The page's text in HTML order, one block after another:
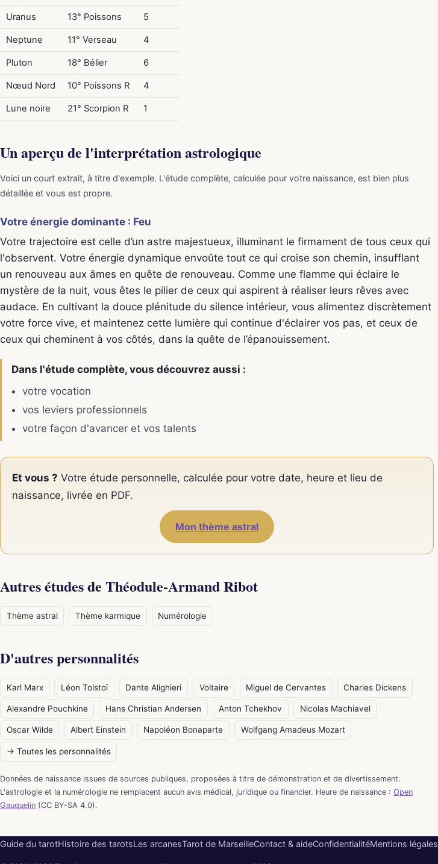
Uranus 13° Poissons 5
Neptune 11° Verseau 4
Pluton 18° Bélier 6
Nœud Nord 10° Poissons R 4
Lune noire 21° Scorpion R 1
Un aperçu de l'interprétation astrologique
Voici un court extrait, à titre d'exemple. L'étude complète, calculée pour votre naissance, est bien plus
détaillée et vous est propre.
Votre énergie dominante : Feu
Votre trajectoire est celle d’un astre majestueux, illuminant le firmament de tous ceux qui
l'observent. Votre énergie dynamique envoûte tout ce qui croise son chemin, insufflant
un renouveau aux âmes en quête de renouveau. Comme une flamme qui éclaire le
mystère de la nuit, vous êtes le pilier de ceux qui aspirent à réaliser leurs rêves avec
audace. En cultivant la douce plénitude du silence intérieur, vous alimentez discrètement
votre force vive, et maintenez cette lumière qui continue d'éclairer vos pas, et ceux de
ceux qui cheminent à vos côtés, dans la quête de l’épanouissement.
Dans l'étude complète, vous découvrez aussi :
votre vocation
vos leviers professionnels
votre façon d'avancer et vos talents
Et vous ? Votre étude personnelle, calculée pour votre date, heure et lieu de
naissance, livrée en PDF.
Mon thème astral
Autres études de Théodule-Armand Ribot
Thème astral Thème karmique Numérologie
D'autres personnalités
Karl Marx Léon Tolstoï Dante Alighieri Voltaire Miguel de Cervantes Charles Dickens
Alexandre Pouchkine Hans Christian Andersen Anton Tchekhov Nicolas Machiavel
Oscar Wilde Albert Einstein Napoléon Bonaparte Wolfgang Amadeus Mozart
→ Toutes les personnalités
Données de naissance issues de sources publiques, proposées à titre de démonstration et de divertissement.
L'astrologie et la numérologie ne remplacent aucun avis médical, juridique ou financier. Heure de naissance : Open
Gauquelin (CC BY-SA 4.0).
Guide du tarotHistoire des tarotsLes arcanesTarot de MarseilleContact & aideConfidentialitéMentions légales